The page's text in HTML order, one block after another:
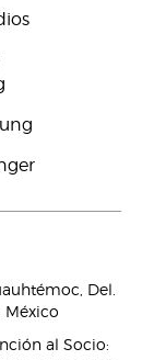
Del.
México
al Socio: